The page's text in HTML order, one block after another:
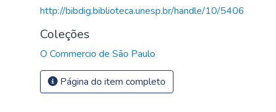
http://bibdig.biblioteca.unesp.br/handle/10/5406
Coleções
O Commercio de São Paulo
Página do item completo